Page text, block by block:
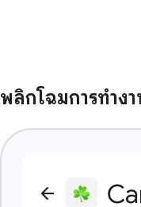
พลิกโฉมการทำง